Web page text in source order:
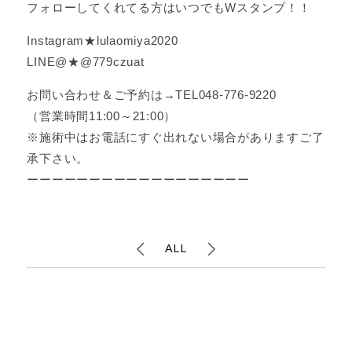
フォローしてくれてる方はいつでもWスタンプ！！
Instagram★lulaomiya2020
LINE@★@779czuat
お問い合わせ＆ご予約は→TEL048-776-9220
（営業時間11:00～21:00）
※施術中はお電話にすぐ出れない場合がありますご了
承下さい。
ーーーーーーーーーーーーーーーーーー
ALL